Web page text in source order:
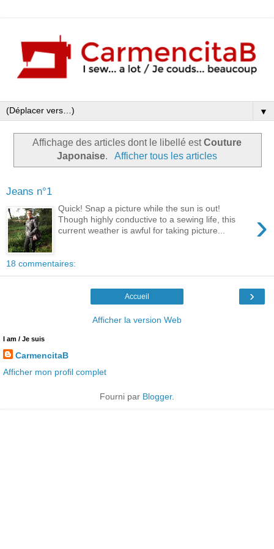
▼
Affichage des articles dont le libellé estCouture
Japonaise. Afficher tous les articles
Jeans n°1
›
Quick! Snap a picture while the sun is out!
Though highly conductive to a sewing life, this
current weather is awful for taking picture...
18 commentaires:
›
Accueil
Afficher la version Web
I am / Je suis
CarmencitaB
Afficher mon profil complet
Fourni par Blogger.